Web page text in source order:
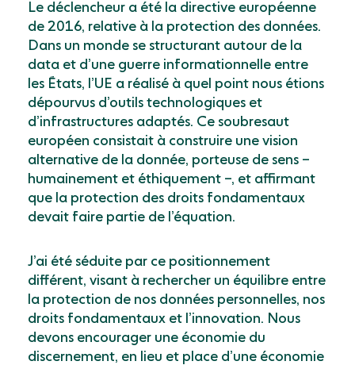
Le déclencheur a été la directive européenne
de 2016, relative à la protection des données.
Dans un monde se structurant autour de la
data et d’une guerre informationnelle entre
les États, l’UE a réalisé à quel point nous étions
dépourvus d’outils technologiques et
d’infrastructures adaptés. Ce soubresaut
européen consistait à construire une vision
alternative de la donnée, porteuse de sens –
humainement et éthiquement –, et affirmant
que la protection des droits fondamentaux
devait faire partie de l’équation.
J’ai été séduite par ce positionnement
différent, visant à rechercher un équilibre entre
la protection de nos données personnelles, nos
droits fondamentaux et l’innovation. Nous
devons encourager une économie du
discernement, en lieu et place d’une économie